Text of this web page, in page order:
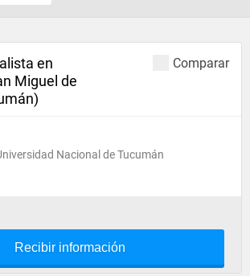
Comparar
en
Miguel de
Nacional de Tucumán
Recibir información